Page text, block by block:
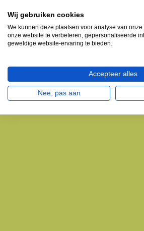
Wij gebruiken cookies
We kunnen deze plaatsen voor analyse van
onze website te verbeteren, gepersonaliseerde
geweldige website-ervaring te bieden.
Accepteer alles
Nee, pas aan